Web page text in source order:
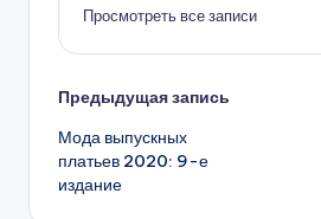
Просмотреть все записи
Навигация
записи
Предыдущая запись
Мода выпускных
платьев 2020: 9-е
издание